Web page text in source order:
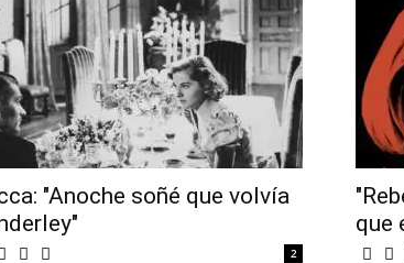
"Anoche soñé que volvía
2
que